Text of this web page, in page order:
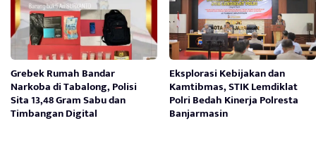
Grebek Rumah Bandar
Narkoba di Tabalong, Polisi
Sita 13,48 Gram Sabu dan
Timbangan Digital
Eksplorasi Kebijakan dan
Kamtibmas, STIK Lemdiklat
Polri Bedah Kinerja Polresta
Banjarmasin